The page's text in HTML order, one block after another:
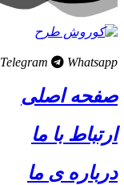
Telegram Whatsapp
صفحه اصلی
ارتباط با ما
درباره ی ما